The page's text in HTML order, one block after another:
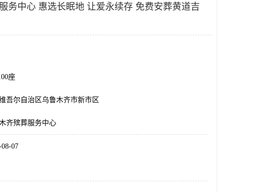
务中心 惠选长眠地 让爱永续存 免费安葬黄道吉
座
吾尔自治区乌鲁木齐市新市区
齐殡葬服务中心
08-07